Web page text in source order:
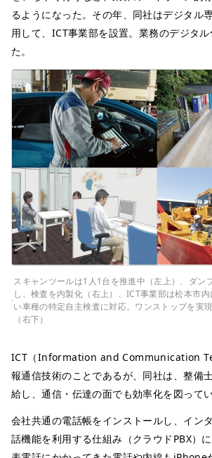
るようになった。その年、同社はデジタル
用して、ICT事業部を設置。業務のデジタ
た。
スキャンツールは1人1台を推進中（左上）、ダン
し、検査を内製化（右上）、ICT事業部は松本市
い車種の特定自主検査に対応。ワンストップを実
（右下）
ICT（Information and Communication
報通信技術のことであるが、同社は、整備
給し、通信・伝達の面でも効率化を図ってい
会社共通の電話帳をインストールし、イン
話機能を利用する仕組み（クラウドPBX）